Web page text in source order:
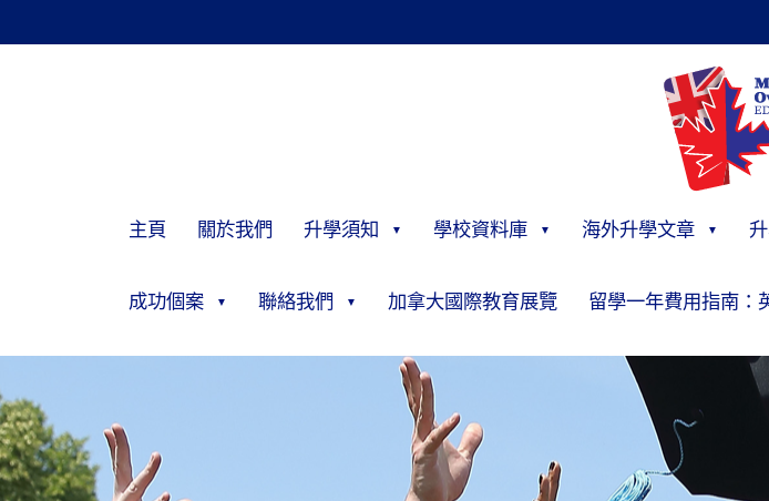
主頁 關於我們 升學須知 學校資料庫 海外升學文章
成功個案 聯絡我們 加拿大國際教育展覽 留學一年費用指南：